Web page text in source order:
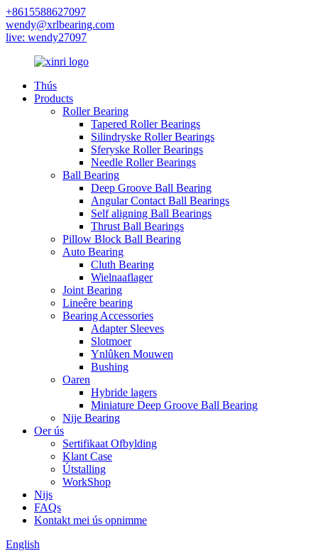
+8615588627097
wendy@xrlbearing.com
live: wendy27097
Thús
Products
Roller Bearing
Tapered Roller Bearings
Silindryske Roller Bearings
Sferyske Roller Bearings
Needle Roller Bearings
Ball Bearing
Deep Groove Ball Bearing
Angular Contact Ball Bearings
Self aligning Ball Bearings
Thrust Ball Bearings
Pillow Block Ball Bearing
Auto Bearing
Cluth Bearing
Wielnaaflager
Joint Bearing
Lineêre bearing
Bearing Accessories
Adapter Sleeves
Slotmoer
Ynlûken Mouwen
Bushing
Oaren
Hybride lagers
Miniature Deep Groove Ball Bearing
Nije Bearing
Oer ús
Sertifikaat Ofbylding
Klant Case
Útstalling
WorkShop
Nijs
FAQs
Kontakt mei ús opnimme
English